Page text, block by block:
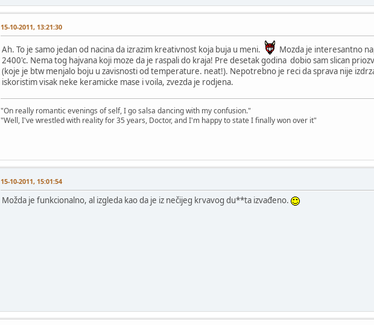
15-10-2011, 13:21:30
Ah. To je samo jedan od nacina da izrazim kreativnost koja buja u meni.
Mozda je interesantno
2400'c. Nema tog hajvana koji moze da je raspali do kraja! Pre desetak godina dobio sam slican
(koje je btw menjalo boju u zavisnosti od temperature. neat!). Nepotrebno je reci da sprava nije
iskoristim visak neke keramicke mase i voila, zvezda je rodjena.
"On really romantic evenings of self, I go salsa dancing with my confusion."
"Well, I've wrestled with reality for 35 years, Doctor, and I'm happy to state I finally won over it"
15-10-2011, 15:01:54
Možda je funkcionalno, al izgleda kao da je iz nečijeg krvavog du**ta izvađeno.